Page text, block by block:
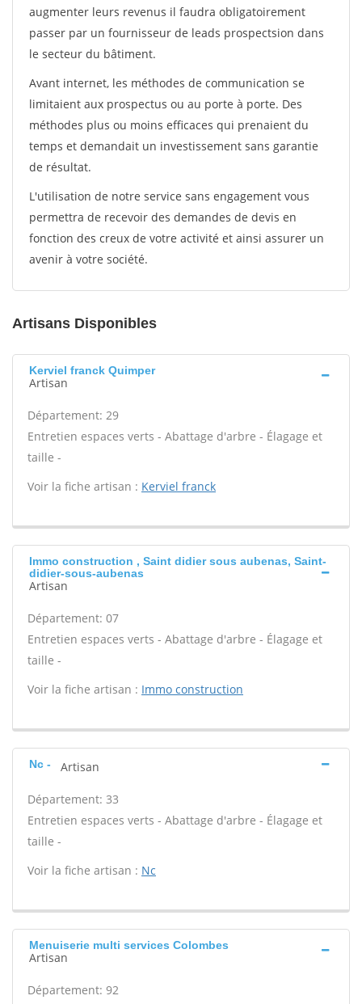
augmenter leurs revenus il faudra obligatoirement
passer par un fournisseur de leads prospectsion dans
le secteur du bâtiment.
Avant internet, les méthodes de communication se
limitaient aux prospectus ou au porte à porte. Des
méthodes plus ou moins efficaces qui prenaient du
temps et demandait un investissement sans garantie
de résultat.
L'utilisation de notre service sans engagement vous
permettra de recevoir des demandes de devis en
fonction des creux de votre activité et ainsi assurer un
avenir à votre société.
Artisans Disponibles
Kerviel franck Quimper
Artisan
Département: 29
Entretien espaces verts - Abattage d'arbre - Élagage et
taille -
Voir la fiche artisan : Kerviel franck
Immo construction , Saint didier sous aubenas, Saint-
didier-sous-aubenas
Artisan
Département: 07
Entretien espaces verts - Abattage d'arbre - Élagage et
taille -
Voir la fiche artisan : Immo construction
Nc - Artisan
Département: 33
Entretien espaces verts - Abattage d'arbre - Élagage et
taille -
Voir la fiche artisan : Nc
Menuiserie multi services Colombes
Artisan
Département: 92